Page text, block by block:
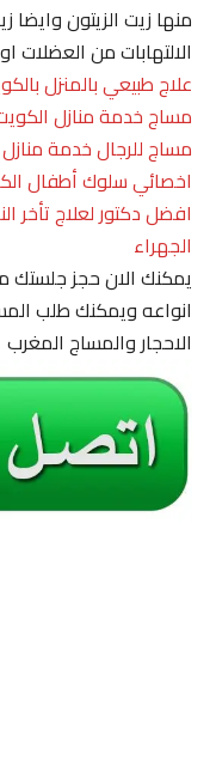
منها زيت الزيتون وايضا
الالتهابات من العضلات
علاج طبيعي بالمنزل
مساج خدمة منازل
مساج للرجال خدمة
اخصائي سلوك أطفال
افضل دكتور لعلاج تأخر
الجهراء
يمكنك الان حجز جلستك
انواعه ويمكنك طلب
الاحجار والمساج المغرب